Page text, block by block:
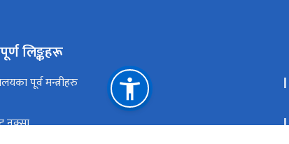
लिङ्कहरू
पूर्व मन्त्रीहरु
नक्सा